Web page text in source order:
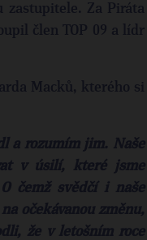
zastupitele. Za Piráta
člen TOP 09 a lídr
Macků, kterého si
a rozumím jim. Naše
v úsilí, které jsme
čemž svědčí i naše
očekávanou změnu,
že v letošním roce